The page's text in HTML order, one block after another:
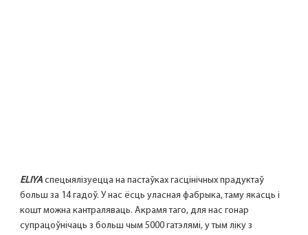
ELIYA спецыялізуецца на пастаўках гасцінічных прадуктаў
больш за 14 гадоў. У нас ёсць уласная фабрыка, таму якасць і
кошт можна кантраляваць. Акрамя таго, для нас гонар
супрацоўнічаць з больш чым 5000 гатэлямі, у тым ліку з